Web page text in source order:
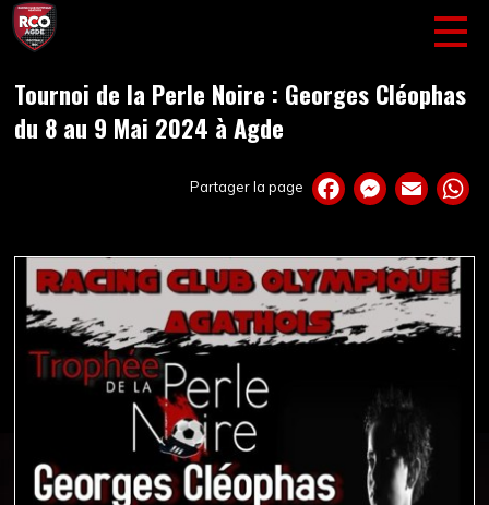
Tournoi de la Perle Noire : Georges Cléophas
du 8 au 9 Mai 2024 à Agde
Partager la page